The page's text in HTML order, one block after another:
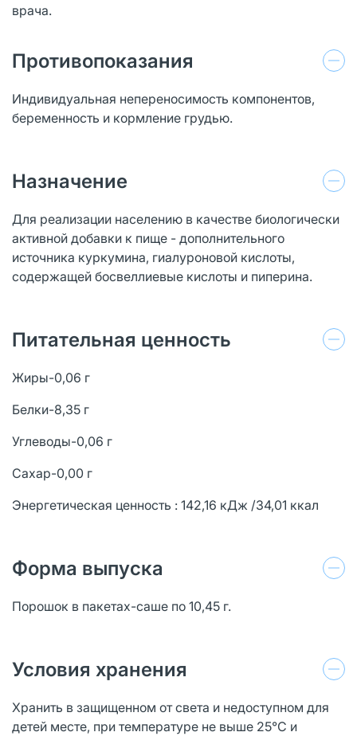
врача.
Противопоказания
Индивидуальная непереносимость компонентов,
беременность и кормление грудью.
Назначение
Для реализации населению в качестве биологически
активной добавки к пище - дополнительного
источника куркумина, гиалуроновой кислоты,
содержащей босвеллиевые кислоты и пиперина.
Питательная ценность
Жиры-0,06 г
Белки-8,35 г
Углеводы-0,06 г
Сахар-0,00 г
Энергетическая ценность : 142,16 кДж /34,01 ккал
Форма выпуска
Порошок в пакетах-саше по 10,45 г.
Условия хранения
Хранить в защищенном от света и недоступном для
детей месте, при температуре не выше 25°С и